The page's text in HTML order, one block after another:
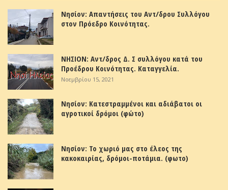
Νησίον: Απαντήσεις του Αντ/δρου Συλλόγου
στον Πρόεδρο Κοινότητας.
ΝΗΣΙΟΝ: Αντ/δρος Δ. Σ συλλόγου κατά του
Προέδρου Κοινότητας. Καταγγελία.
Νοεμβρίου 15, 2021
Νησίον: Κατεστραμμένοι και αδιάβατοι οι
αγροτικοί δρόμοι (φώτο)
Νησίον: Το χωριό μας στο έλεος της
κακοκαιρίας, δρόμοι-ποτάμια. (φωτο)